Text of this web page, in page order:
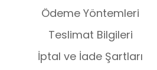
Ödeme Yöntemleri
Teslimat Bilgileri
İptal ve İade Şartları